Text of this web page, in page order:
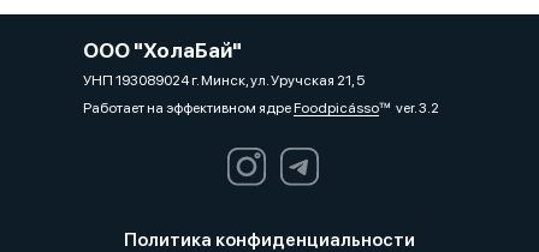
ООО "ХолаБай"
УНП 193089024 г. Минск, ул. Уручская 21, 5
Работает на эффективном ядреFoodpicássover. 3.2
Политика конфиденциальности